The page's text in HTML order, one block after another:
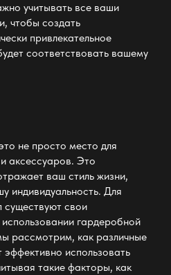
учитывать все ваши
чтобы создать
привлекательное
соответствовать вашему
не просто место для
аксессуаров. Это
ваш стиль жизни,
индивидуальность. Для
существуют свои
гардеробной
рассмотрим, как различные
использовать
такие факторы, как